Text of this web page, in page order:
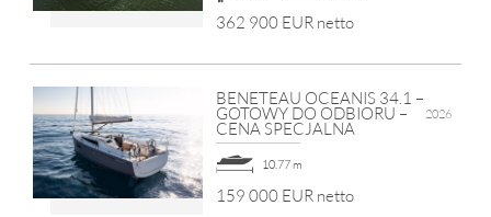
362 900 EUR netto
BENETEAU OCEANIS 34.1 –
GOTOWY DO ODBIORU –
CENA SPECJALNA
2026
10.77 m
159 000 EUR netto